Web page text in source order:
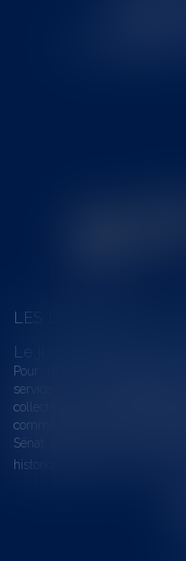
LES DERNIÈRES
Le joug léger des
Pour une gestion
service du
collectivités Le monument
comme une charge. Le
Sénat a consacré, en juillet
historiques invite à y voir aussi